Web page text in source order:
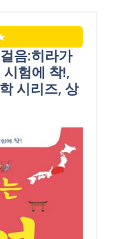
음:히라가
시험에 착!,
시리즈, 상